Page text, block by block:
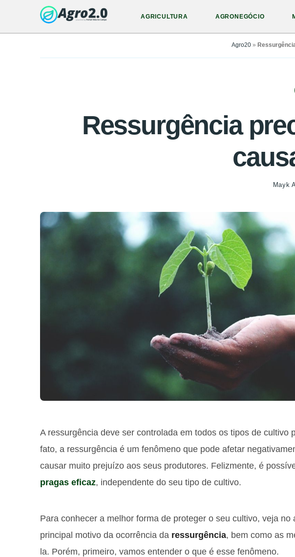
AGRICULTURA AGRONEGÓCIO
Agro20 »
Ressurgência
Mayk
A ressurgência deve ser controlada em todos os tipos de cultivo
fato, a ressurgência é um fenômeno que pode afetar
causar muito prejuízo aos seus produtores. Felizmente, é
pragas eficaz, independente do seu tipo de cultivo.
Para conhecer a melhor forma de proteger o seu cultivo, veja no
principal motivo da ocorrência da ressurgência, bem como as
la. Porém, primeiro, vamos entender o que é esse fenômeno.